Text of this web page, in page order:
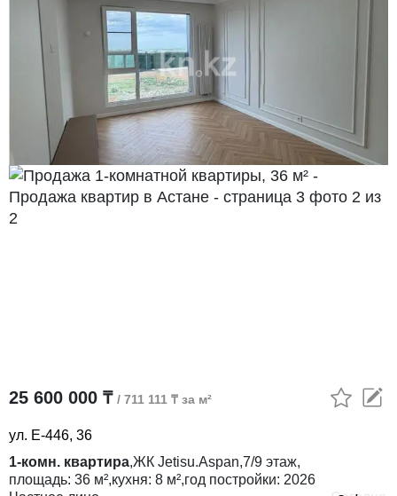
25 600 000 ₸ / 711 111 ₸ за м²
ул. E-446, 36
1-комн. квартира,ЖК Jetisu.Aspan,7/9 этаж,
площадь: 36 м²,кухня: 8 м²,год постройки: 2026